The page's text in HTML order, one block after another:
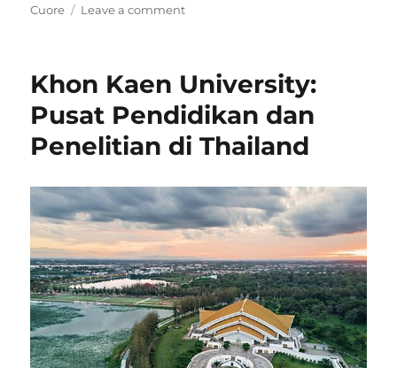
Cuore
Leave a commenton
the
Sacred
Heart:
Pendidikan
Berkualitas
Sentuhan
Spiritual
di
Khon Kaen University:
Pusat Pendidikan dan
Penelitian di Thailand